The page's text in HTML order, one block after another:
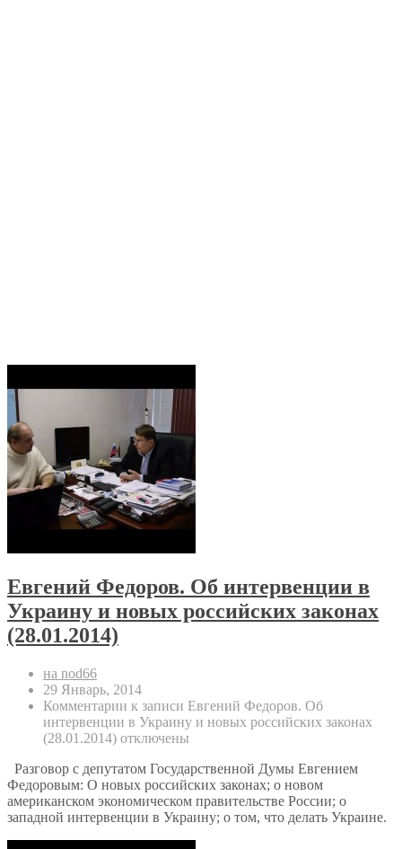
Евгений Федоров. Об интервенции в
Украину и новых российских законах
(28.01.2014)
на nod66
29 Январь, 2014
Комментарии к записи Евгений Федоров. Об
интервенции в Украину и новых российских законах
(28.01.2014) отключены
Разговор с депутатом Государственной Думы Евгением
Федоровым: О новых российских законах; о новом
американском экономическом правительстве России; о
западной интервенции в Украину; о том, что делать Украине.